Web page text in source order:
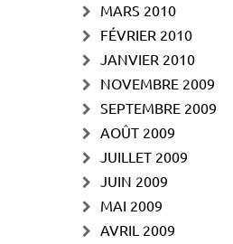
MARS 2010
FÉVRIER 2010
JANVIER 2010
NOVEMBRE 2009
SEPTEMBRE 2009
AOÛT 2009
JUILLET 2009
JUIN 2009
MAI 2009
AVRIL 2009